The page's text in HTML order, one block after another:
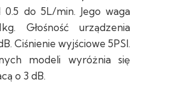
0.5 do 5L/min. Jego waga
Głośność urządzenia
Ciśnienie wyjściowe 5PSI.
modeli wyróżnia się
o 3 dB.